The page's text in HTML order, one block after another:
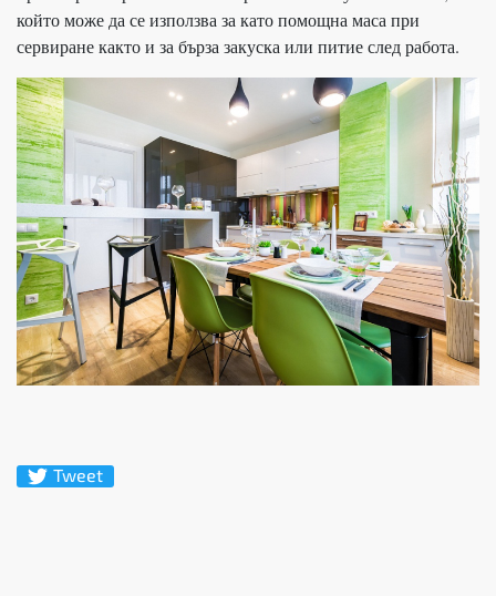
който може да се използва за като помощна маса при
сервиране както и за бърза закуска или питие след работа.
Tweet